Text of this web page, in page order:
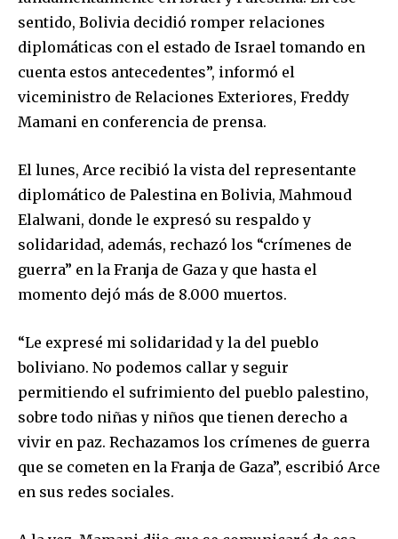
sentido, Bolivia decidió romper relaciones
diplomáticas con el estado de Israel tomando en
cuenta estos antecedentes”, informó el
viceministro de Relaciones Exteriores, Freddy
Mamani en conferencia de prensa.
El lunes, Arce recibió la vista del representante
diplomático de Palestina en Bolivia, Mahmoud
Elalwani, donde le expresó su respaldo y
solidaridad, además, rechazó los “crímenes de
guerra” en la Franja de Gaza y que hasta el
momento dejó más de 8.000 muertos.
“Le expresé mi solidaridad y la del pueblo
boliviano. No podemos callar y seguir
permitiendo el sufrimiento del pueblo palestino,
sobre todo niñas y niños que tienen derecho a
vivir en paz. Rechazamos los crímenes de guerra
que se cometen en la Franja de Gaza”, escribió Arce
en sus redes sociales.